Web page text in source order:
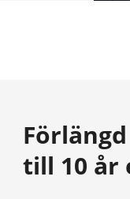
till 10 år